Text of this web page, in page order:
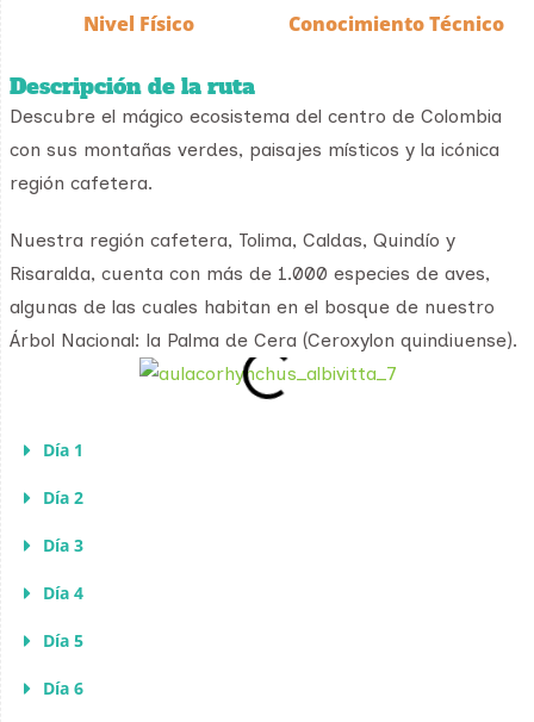
Nivel Físico Conocimiento Técnico
Descripción de la ruta
Descubre el mágico ecosistema del centro de Colombia
con sus montañas verdes, paisajes místicos y la icónica
región cafetera.
Nuestra región cafetera, Tolima, Caldas, Quindío y
Risaralda, cuenta con más de 1.000 especies de aves,
algunas de las cuales habitan en el bosque de nuestro
Árbol Nacional: la Palma de Cera (Ceroxylon quindiuense).
Día 1
Día 2
Día 3
Día 4
Día 5
Día 6